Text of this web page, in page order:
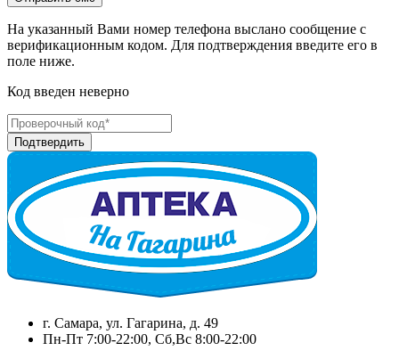
На указанный Вами номер телефона выслано сообщение с
верификационным кодом. Для подтверждения введите его в
поле ниже.
Код введен неверно
г. Самара, ул. Гагарина, д. 49
Пн-Пт 7:00-22:00, Сб,Вс 8:00-22:00